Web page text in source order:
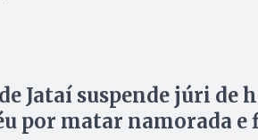
Jataí suspende júri de
por matar namorada e